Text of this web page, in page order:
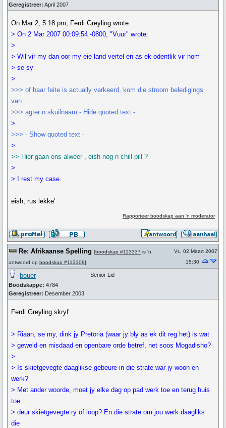
Geregistreer: April 2007
On Mar 2, 5:18 pm, Ferdi Greyling wrote:
> On 2 Mar 2007 00:09:54 -0800, "Vuur" wrote:
>
> Wil vir my dan oor my eie land vertel en as ek odentlik vir hom
> se sy
>
>>> of haar feite is actually verkeerd, kom die stroom beledigings
van
>>> agter n skuilnaam.- Hide quoted text -
>
>>> - Show quoted text -
>
>> Hier gaan ons alweer , eish nog n chill pill ?
>
> I rest my case.
eish, rus lekke'
Rapporteer boodskap aan 'n moderator
Re: Afrikaanse Spelling [boodskap #113337 is 'n
antwoord op boodskap #113308]
Vr., 02 Maart 2007
15:30
bouer
Boodskappe: 4784
Geregistreer: Desember 2003
Senior Lid
Ferdi Greyling skryf
> Riaan, se my, dink jy Pretoria (waar jy bly as ek dit reg het) is wat
> geweld en misdaad en openbare orde betref, net soos Mogadisho?
>
> Is skietgevegte daaglikse gebeure in die strate war jy woon en
werk?
> Met ander woorde, moet jy elke dag op pad werk toe en terug huis
toe
> deur skietgevegte ry of loop? En die strate om jou werk daagliks
die